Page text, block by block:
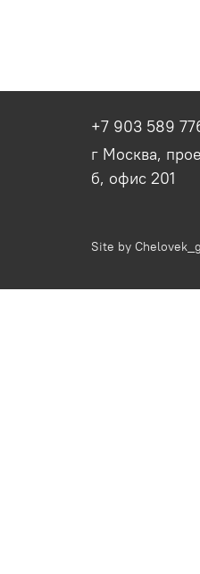
+7 903 589
г Москва,
б, офис 201
Site by